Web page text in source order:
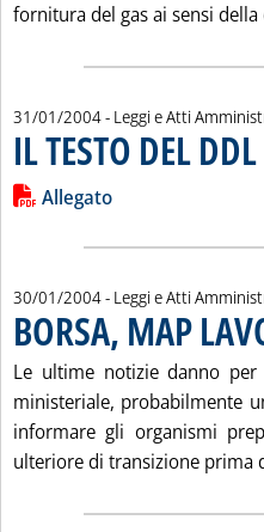
fornitura del gas ai sensi della
31/01/2004- Leggi e Atti
IL TESTO DEL
Leggi tutta la notizia: 'IL
Lista allegati PDF alla
Allegato
30/01/2004- Leggi e Atti
BORSA, MAP
Le ultime notizie danno
ministeriale, probabilmente
informare gli organismi
ulteriore di transizione prima